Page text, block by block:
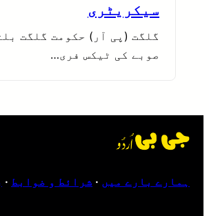
سیکریٹری
گلگت (پی آر) حکومت گلگت
صوبے کی ٹیکس فری…
ہمارے بارے میں · شرائط و ضوابط ·